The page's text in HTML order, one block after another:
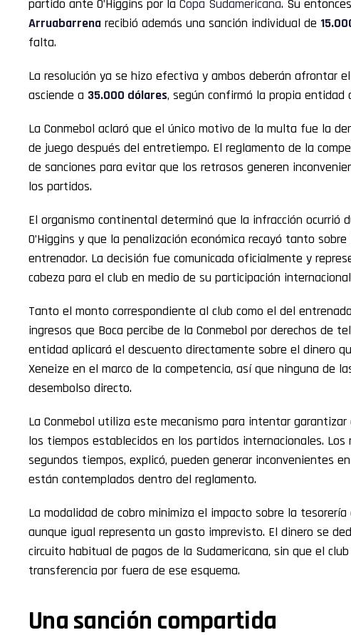
partido ante O’Higgins por la Copa Sudamericana. Su
Arruabarrena recibió además una sanción individual de
falta.
La resolución ya se hizo efectiva y ambos deberán afrontar
asciende a 35.000 dólares, según confirmó la propia entidad
La Conmebol aclaró que el único motivo de la multa fue la
de juego después del entretiempo. El reglamento de la
de sanciones para evitar que los retrasos generen
los partidos.
El organismo continental determinó que la infracción ocurrió
O’Higgins y que la penalización económica recayó tanto
entrenador. La decisión fue comunicada oficialmente y
cabeza para el club en medio de su participación
Tanto el monto correspondiente al club como el del
ingresos que Boca percibe de la Conmebol por derechos de
entidad aplicará el descuento directamente sobre el dinero
Xeneize en el marco de la competencia, así que ninguna de
desembolso directo.
La Conmebol utiliza este mecanismo para intentar
los tiempos establecidos en los partidos internacionales.
segundos tiempos, explicó, pueden generar inconvenientes
están contemplados dentro del reglamento.
La modalidad de cobro minimiza el impacto sobre la
aunque igual representa un gasto imprevisto. El dinero se
circuito habitual de pagos de la Sudamericana, sin que el
transferencia por fuera de ese esquema.
Una sanción compartida